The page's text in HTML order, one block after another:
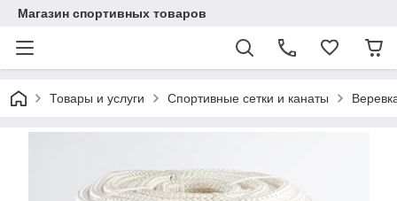
Магазин спортивных товаров
Товары и услуги Спортивные сетки и канаты